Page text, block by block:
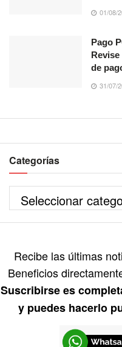
01/08/
Pago
de
31/07/
Categorías
Recibe las últimas
Beneficios
Suscribirse es
y puedes hacerlo